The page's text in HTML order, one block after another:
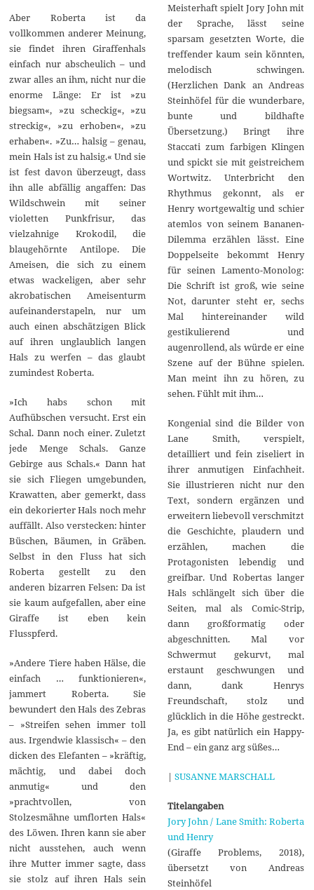
Aber Roberta ist da
vollkommen anderer Meinung,
sie findet ihren Giraffenhals
einfach nur abscheulich – und
zwar alles an ihm, nicht nur die
enorme Länge: Er ist »zu
biegsam«, »zu scheckig«, »zu
streckig«, »zu erhoben«, »zu
erhaben«. »Zu… halsig – genau,
mein Hals ist zu halsig.« Und sie
ist fest davon überzeugt, dass
ihn alle abfällig angaffen: Das
Wildschwein mit seiner
violetten Punkfrisur, das
vielzahnige Krokodil, die
blaugehörnte Antilope. Die
Ameisen, die sich zu einem
etwas wackeligen, aber sehr
akrobatischen Ameisenturm
aufeinanderstapeln, nur um
auch einen abschätzigen Blick
auf ihren unglaublich langen
Hals zu werfen – das glaubt
zumindest Roberta.
»Ich habs schon mit
Aufhübschen versucht. Erst ein
Schal. Dann noch einer. Zuletzt
jede Menge Schals. Ganze
Gebirge aus Schals.« Dann hat
sie sich Fliegen umgebunden,
Krawatten, aber gemerkt, dass
ein dekorierter Hals noch mehr
auffällt. Also verstecken: hinter
Büschen, Bäumen, in Gräben.
Selbst in den Fluss hat sich
Roberta gestellt zu den
anderen bizarren Felsen: Da ist
sie kaum aufgefallen, aber eine
Giraffe ist eben kein
Flusspferd.
»Andere Tiere haben Hälse, die
einfach … funktionieren«,
jammert Roberta. Sie
bewundert den Hals des Zebras
– »Streifen sehen immer toll
aus. Irgendwie klassisch« – den
dicken des Elefanten – »kräftig,
mächtig, und dabei doch
anmutig« und den
»prachtvollen, von
Stolzesmähne umflorten Hals«
des Löwen. Ihren kann sie aber
nicht ausstehen, auch wenn
ihre Mutter immer sagte, dass
sie stolz auf ihren Hals sein
Meisterhaft spielt Jory John mit
der Sprache, lässt seine
sparsam gesetzten Worte, die
treffender kaum sein könnten,
melodisch schwingen.
(Herzlichen Dank an Andreas
Steinhöfel für die wunderbare,
bunte und bildhafte
Übersetzung.) Bringt ihre
Staccati zum farbigen Klingen
und spickt sie mit geistreichem
Wortwitz. Unterbricht den
Rhythmus gekonnt, als er
Henry wortgewaltig und schier
atemlos von seinem Bananen-
Dilemma erzählen lässt. Eine
Doppelseite bekommt Henry
für seinen Lamento-Monolog:
Die Schrift ist groß, wie seine
Not, darunter steht er, sechs
Mal hintereinander wild
gestikulierend und
augenrollend, als würde er eine
Szene auf der Bühne spielen.
Man meint ihn zu hören, zu
sehen. Fühlt mit ihm…
Kongenial sind die Bilder von
Lane Smith, verspielt,
detailliert und fein ziseliert in
ihrer anmutigen Einfachheit.
Sie illustrieren nicht nur den
Text, sondern ergänzen und
erweitern liebevoll verschmitzt
die Geschichte, plaudern und
erzählen, machen die
Protagonisten lebendig und
greifbar. Und Robertas langer
Hals schlängelt sich über die
Seiten, mal als Comic-Strip,
dann großformatig oder
abgeschnitten. Mal vor
Schwermut gekurvt, mal
erstaunt geschwungen und
dann, dank Henrys
Freundschaft, stolz und
glücklich in die Höhe gestreckt.
Ja, es gibt natürlich ein Happy-
End – ein ganz arg süßes…
| SUSANNE MARSCHALL
Titelangaben
Jory John / Lane Smith: Roberta
und Henry
(Giraffe Problems, 2018),
übersetzt von Andreas
Steinhöfel